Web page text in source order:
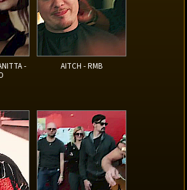
-
AITCH - RMB